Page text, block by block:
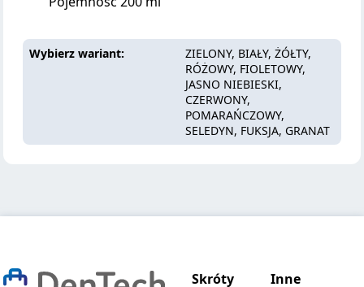
Wybierz wariant
ZIELONY, BIAŁY, ŻÓŁTY,
RÓŻOWY, FIOLETOWY,
JASNO NIEBIESKI,
CZERWONY,
POMARAŃCZOWY,
SELEDYN, FUKSJA, GRANAT
Skróty Inne